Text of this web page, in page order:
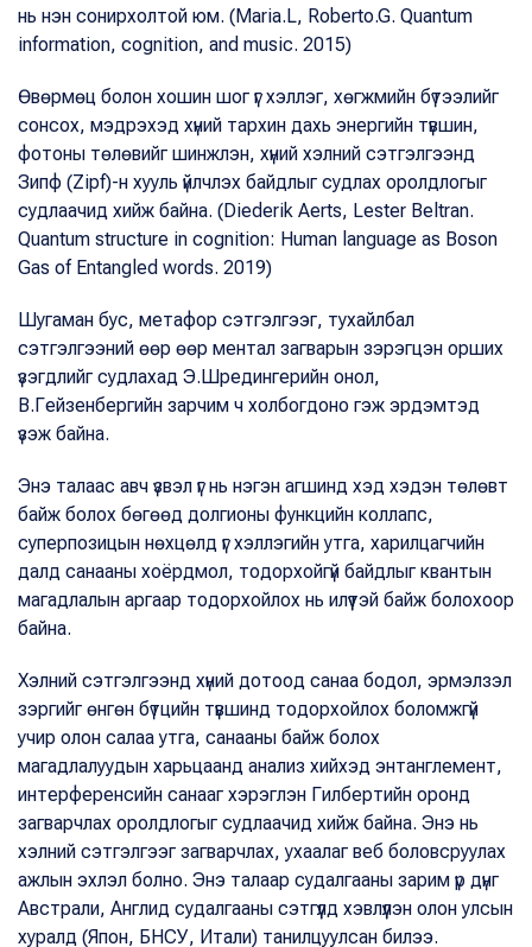
нь нэн сонирхолтой юм. (Maria.L, Roberto.G. Quantum
information, cognition, and music. 2015)
Өвөрмөц болон хошин шог үг хэллэг, хөгжмийн бүтээлийг
сонсох, мэдрэхэд хүний тархин дахь энергийн түвшин,
фотоны төлөвийг шинжлэн, хүний хэлний сэтгэлгээнд
Зипф (Zipf)-н хууль үйлчлэх байдлыг судлах оролдлогыг
судлаачид хийж байна. (Diederik Aerts, Lester Beltran.
Quantum structure in cognition: Human language as Boson
Gas of Entangled words. 2019)
Шугаман бус, метафор сэтгэлгээг, тухайлбал
сэтгэлгээний өөр өөр ментал загварын зэрэгцэн орших
үзэгдлийг судлахад Э.Шредингерийн онол,
В.Гейзенбергийн зарчим ч холбогдоно гэж эрдэмтэд
үзэж байна.
Энэ талаас авч үзвэл үг нь нэгэн агшинд хэд хэдэн төлөвт
байж болох бөгөөд долгионы функцийн коллапс,
суперпозицын нөхцөлд үг хэллэгийн утга, харилцагчийн
далд санааны хоёрдмол, тодорхойгүй байдлыг квантын
магадлалын аргаар тодорхойлох нь илүүтэй байж болохоор
байна.
Хэлний сэтгэлгээнд хүний дотоод санаа бодол, эрмэлзэл
зэргийг өнгөн бүтцийн түвшинд тодорхойлох боломжгүй
учир олон салаа утга, санааны байж болох
магадлалуудын харьцаанд анализ хийхэд энтанглемент,
интерференсийн санааг хэрэглэн Гилбертийн оронд
загварчлах оролдлогыг судлаачид хийж байна. Энэ нь
хэлний сэтгэлгээг загварчлах, ухаалаг веб боловсруулах
ажлын эхлэл болно. Энэ талаар судалгааны зарим үр дүнг
Австрали, Англид судалгааны сэтгүүлд хэвлүүлэн олон улсын
хуралд (Япон, БНСУ, Итали) танилцуулсан билээ.